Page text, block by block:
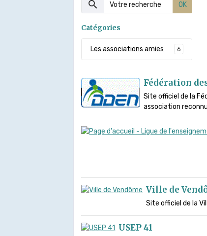
OK
Catégories
Les associations amies 6
Fédération
Site officiel de la
association
Ville de
Site officiel de la
USEP 41